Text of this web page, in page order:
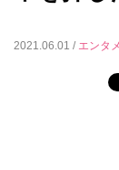
2021.06.01 / エンタメ